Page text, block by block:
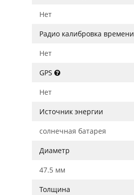
Нет
Радио калибровка времени
Нет
GPS
Нет
Источник энергии
солнечная батарея
Диаметр
47.5 мм
Толщина